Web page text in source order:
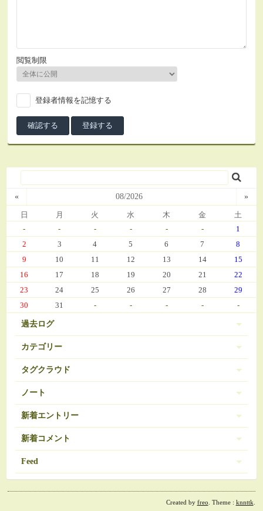
閲覧制限
登録者情報を記憶する
« 08/2026 »
日 月 火 水 木 金 土
- - - - - -
1
2
3 4 5 6 7
8
9
10 11 12 13 14
15
16
17 18 19 20 21
22
23
24 25 26 27 28
29
30
31 - - - - -
過去ログ
カテゴリー
伊豆 (303)
日常 (560)
娘の成長 (669)
ゲーム (342)
ガーデニング (39)
タグクラウド
BRAVELY DEFAULT
SDガンダム お弁当
お気に入り（私）
アーマードコア エランシア
オンラインゲーム 508 ガンダム 24
ノート
ノートは登録されていません。
新着エントリー
javascript 再勉強中
新着コメント
Re:エランシア DSH版SS
2026/06/18 from 承認待ち
Feed
Created by freo . Theme : knnttk